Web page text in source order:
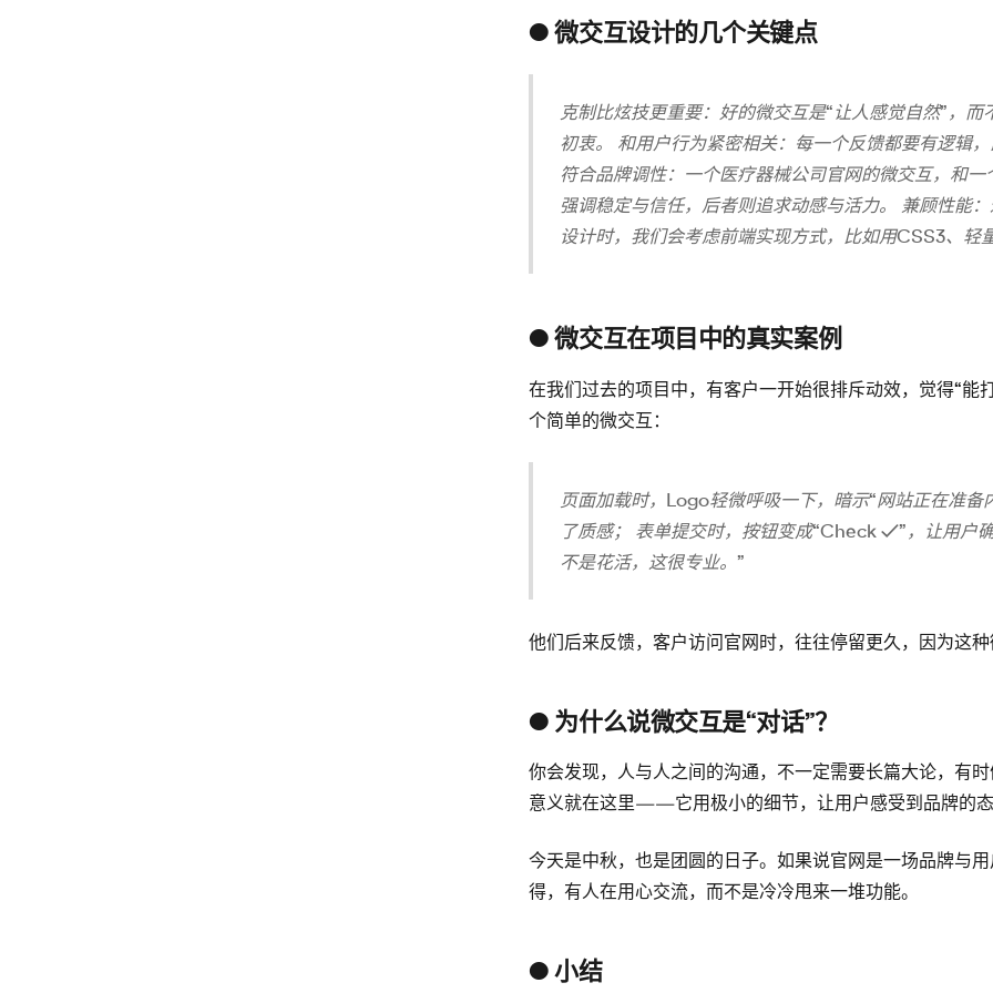
● 微交互设计的几个关键点
克制比炫技更重要：好的微交互是“让人感觉自然”，
初衷。 和用户行为紧密相关：每一个反馈都要有逻辑
符合品牌调性：一个医疗器械公司官网的微交互，和
强调稳定与信任，后者则追求动感与活力。 兼顾性能
设计时，我们会考虑前端实现方式，比如用CSS3、轻
● 微交互在项目中的真实案例
在我们过去的项目中，有客户一开始很排斥动效，觉得“
个简单的微交互：
页面加载时，Logo轻微呼吸一下，暗示“网站正在准
了质感； 表单提交时，按钮变成“Check ✓”，让用户
不是花活，这很专业。”
他们后来反馈，客户访问官网时，往往停留更久，因为这
● 为什么说微交互是“对话”？
你会发现，人与人之间的沟通，不一定需要长篇大论，有
意义就在这里——它用极小的细节，让用户感受到品牌的
今天是中秋，也是团圆的日子。如果说官网是一场品牌与
得，有人在用心交流，而不是冷冷甩来一堆功能。
● 小结